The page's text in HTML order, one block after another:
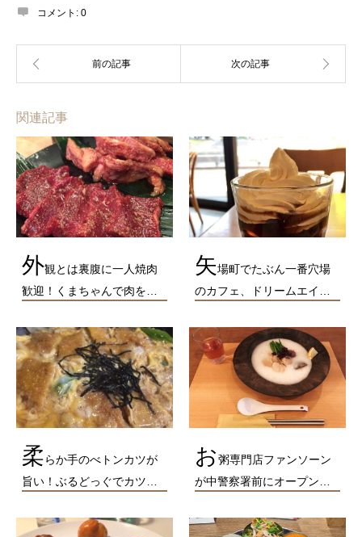
コメント: 0
関連記事
外観とは裏腹に一人焼肉
歓迎！くまちゃんで肉を…
矢場町でたぶん一番穴場
のカフェ、ドリームエイ…
柔らか手のべトンカツが
旨い！ぶるどっぐでカツ…
お粥専門店ファンソーン
が中警察署前にオープン…